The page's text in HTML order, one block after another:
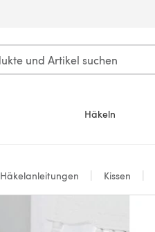
Häkeln
Häkelanleitungen Kissen